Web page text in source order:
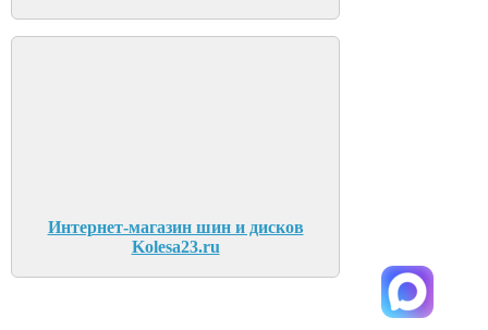
Интернет-магазин шин и дисков
Kolesa23.ru